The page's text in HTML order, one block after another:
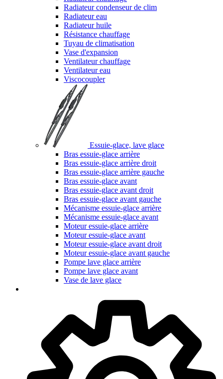
Radiateur condenseur de clim
Radiateur eau
Radiateur huile
Résistance chauffage
Tuyau de climatisation
Vase d'expansion
Ventilateur chauffage
Ventilateur eau
Viscocoupler
Essuie-glace, lave glace
Bras essuie-glace arrière
Bras essuie-glace arrière droit
Bras essuie-glace arrière gauche
Bras essuie-glace avant
Bras essuie-glace avant droit
Bras essuie-glace avant gauche
Mécanisme essuie-glace arrière
Mécanisme essuie-glace avant
Moteur essuie-glace arrière
Moteur essuie-glace avant
Moteur essuie-glace avant droit
Moteur essuie-glace avant gauche
Pompe lave glace arrière
Pompe lave glace avant
Vase de lave glace